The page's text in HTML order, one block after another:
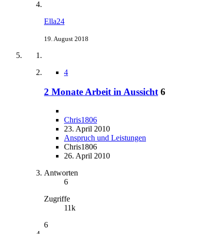
Ella24
19. August 2018
4
2 Monate Arbeit in Aussicht 6
Chris1806
23. April 2010
Anspruch und Leistungen
Chris1806
26. April 2010
Antworten
6
Zugriffe
11k
6